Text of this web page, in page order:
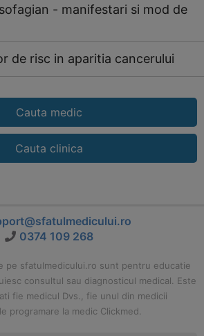
- manifestari si mod de
de risc in aparitia cancerului
Cauta medic
Cauta clinica
0374 109 268
pe sfatulmedicului.ro sunt pentru educatie
consultul sau diagnosticul medical. Este
fie medicul Dvs., fie unul din medicii
programare la medic Clickmed.